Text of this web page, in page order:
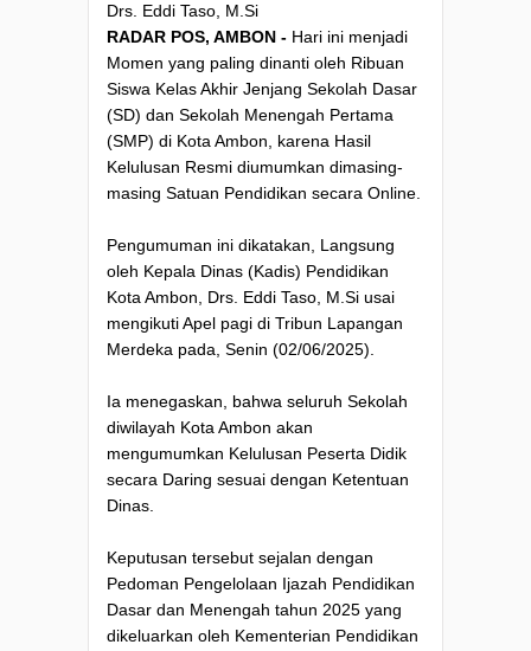
Drs. Eddi Taso, M.Si
RADAR POS, AMBON - Hari ini menjadi
Momen yang paling dinanti oleh Ribuan
Siswa Kelas Akhir Jenjang Sekolah Dasar
(SD) dan Sekolah Menengah Pertama
(SMP) di Kota Ambon, karena Hasil
Kelulusan Resmi diumumkan dimasing-
masing Satuan Pendidikan secara Online.
Pengumuman ini dikatakan, Langsung
oleh Kepala Dinas (Kadis) Pendidikan
Kota Ambon, Drs. Eddi Taso, M.Si usai
mengikuti Apel pagi di Tribun Lapangan
Merdeka pada, Senin (02/06/2025).
Ia menegaskan, bahwa seluruh Sekolah
diwilayah Kota Ambon akan
mengumumkan Kelulusan Peserta Didik
secara Daring sesuai dengan Ketentuan
Dinas.
Keputusan tersebut sejalan dengan
Pedoman Pengelolaan Ijazah Pendidikan
Dasar dan Menengah tahun 2025 yang
dikeluarkan oleh Kementerian Pendidikan